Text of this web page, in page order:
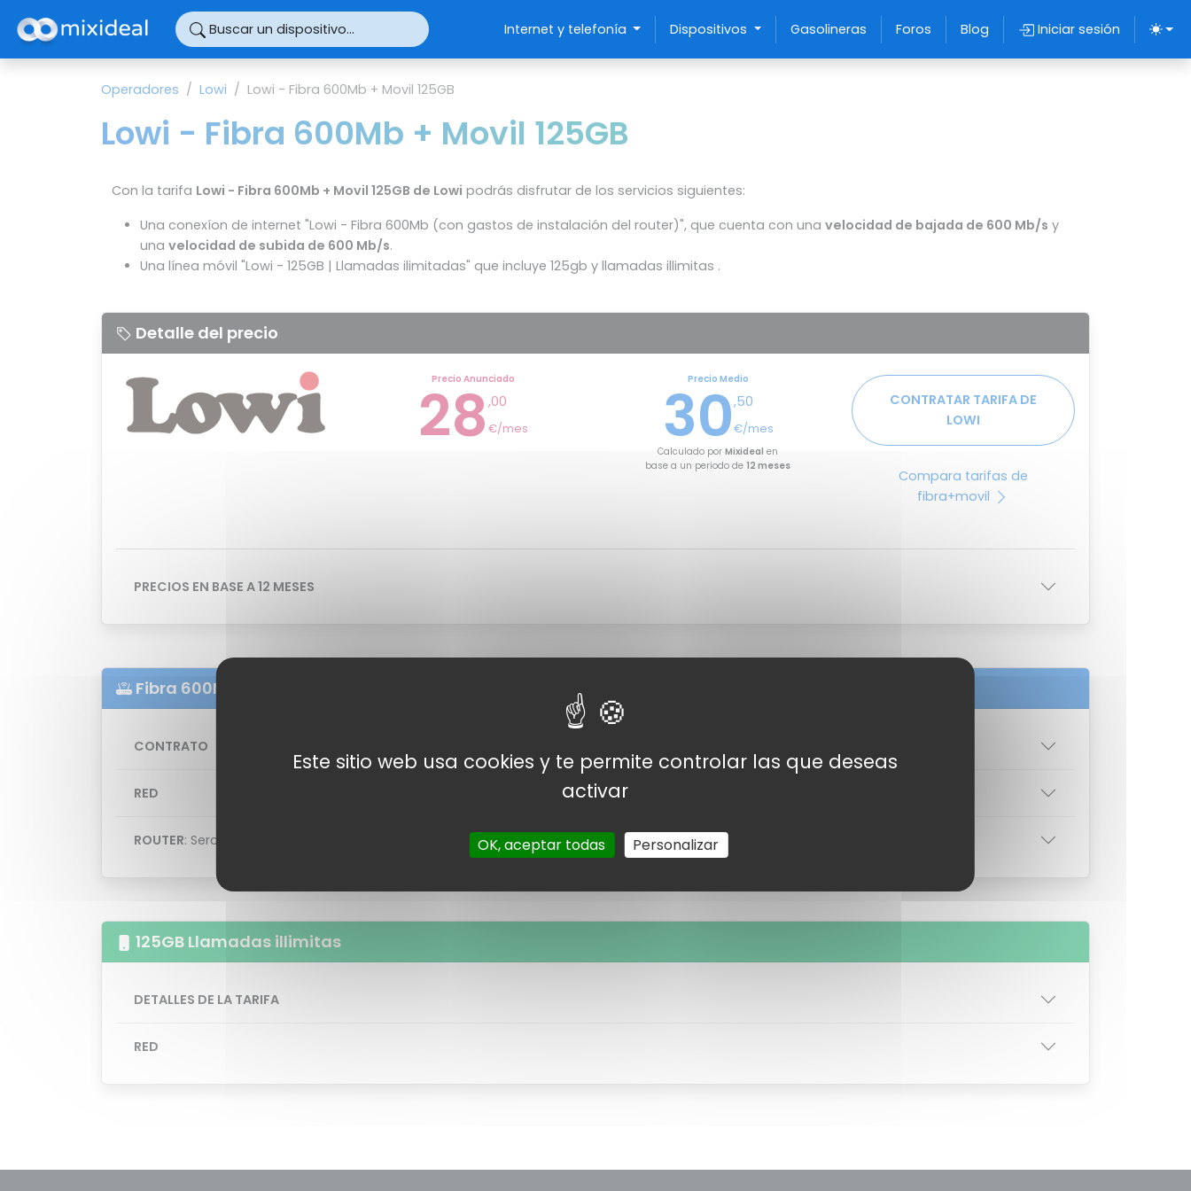
Buscar un dispositivo... Internet y telefonía Dispositivos Gasolineras Foros Blog Iniciar sesión
Operadores Lowi Lowi - Fibra 600Mb + Movil 125GB
Lowi - Fibra 600Mb + Movil 125GB
Con la tarifa Lowi - Fibra 600Mb + Movil 125GB de Lowi podrás disfrutar de los servicios siguientes:
Una conexíon de internet "Lowi - Fibra 600Mb (con gastos de instalación del router)", que cuenta con una velocidad de bajada de 600 Mb/s y
una velocidad de subida de 600 Mb/s.
Una línea móvil "Lowi - 125GB | Llamadas ilimitadas" que incluye 125gb y llamadas illimitas .
Detalle del precio
Precio Anunciado
28 ,00
€/mes
Precio Medio
30,50
€/mes
Calculado porMixideal en
base a un periodo de12 meses
CONTRATAR TARIFA DE
LOWI
Compara tarifas de
fibra+movil
PRECIOS EN BASE A 12 MESES
Fibra 600Mb simétrica
CONTRATO
RED
ROUTER: Sercomm h500s
125GB Llamadas illimitas
DETALLES DE LA TARIFA
RED
Este sitio web usa cookies y te permite controlar las que deseas
activar
OK, aceptar todas Personalizar